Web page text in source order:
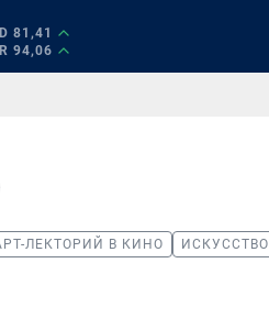
81,41
94,06
ЛЕКТОРИЙ В КИНО
ИСКУССТВО